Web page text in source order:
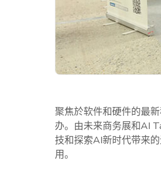
聚焦於软件和硬件的最
办。由未来商务展和AI
技和探索AI新时代带来
用。